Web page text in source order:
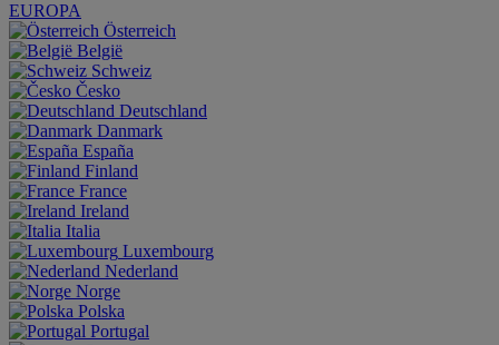
EUROPA
Österreich
België
Schweiz
Česko
Deutschland
Danmark
España
Finland
France
Ireland
Italia
Luxembourg
Nederland
Norge
Polska
Portugal